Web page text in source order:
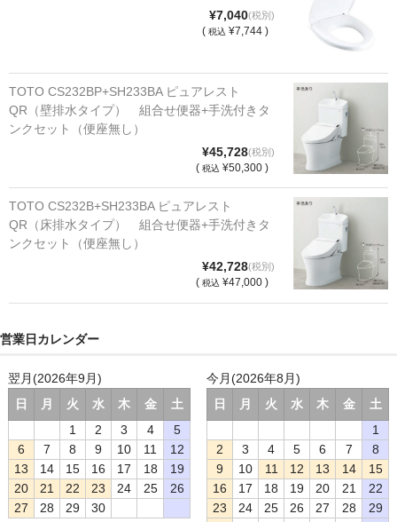
¥7,040(税別)
( 税込 ¥7,744 )
TOTO CS232BP+SH233BA ピュアレスト
QR（壁排水タイプ） 組合せ便器+手洗付きタ
ンクセット（便座無し）
¥45,728(税別)
( 税込 ¥50,300 )
TOTO CS232B+SH233BA ピュアレスト
QR（床排水タイプ） 組合せ便器+手洗付きタ
ンクセット（便座無し）
¥42,728(税別)
( 税込 ¥47,000 )
営業日カレンダー
今月(2026年8月)
日
月 火 水 木 金
土
1
2
3 4 5 6 7
8
9
10 11 12 13 14
15
16
17 18 19 20 21
22
23
24 25 26 27 28
29
翌月(2026年9月)
日
月 火 水 木 金
土
1
2 3 4
5
6
7 8 9 10 11
12
13
14 15 16 17 18
19
20
21 22 23 24 25
26
27
28 29 30